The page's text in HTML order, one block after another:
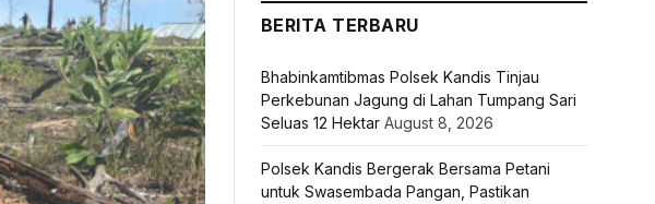
BERITA TERBARU
Bhabinkamtibmas Polsek Kandis Tinjau
Perkebunan Jagung di Lahan Tumpang Sari
Seluas 12 Hektar August 8, 2026
Polsek Kandis Bergerak Bersama Petani
untuk Swasembada Pangan, Pastikan